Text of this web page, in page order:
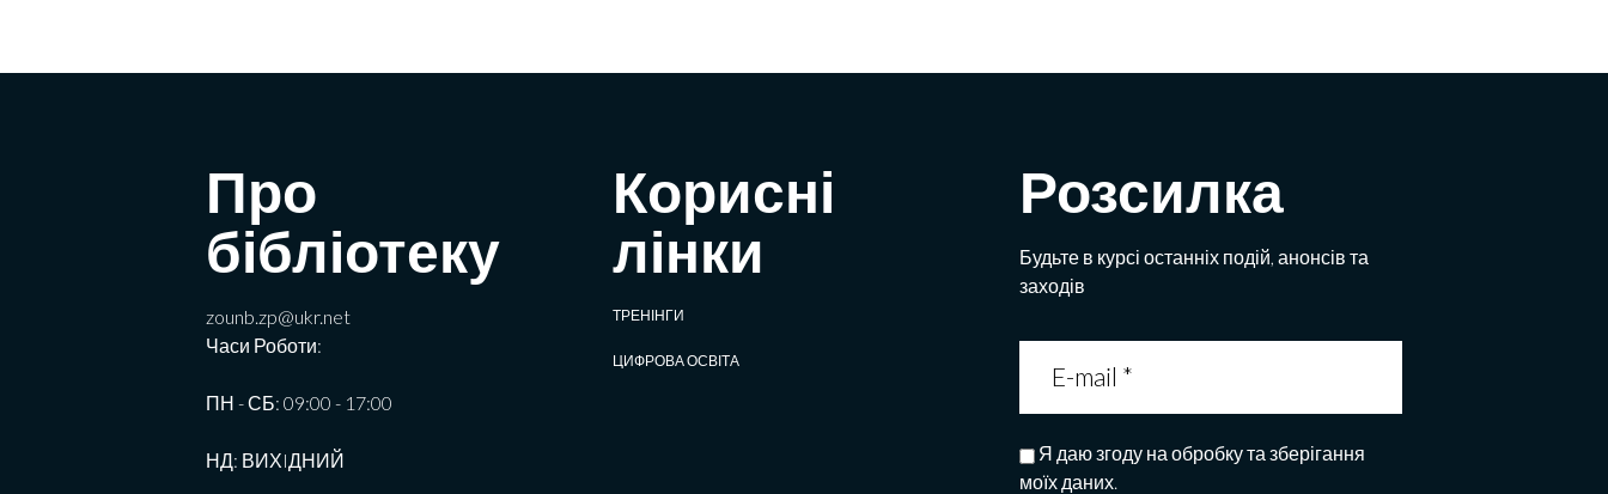
Про
бібліотеку
zounb.zp@ukr.net
Часи Роботи:
ПН - СБ: 09:00 - 17:00
НД: ВИХIДНИЙ
Корисні
лінки
ТРЕНІНГИ
ЦИФРОВА ОСВІТА
Розсилка
Будьте в курсі останніх подій, анонсів та
заходів
Я даю згоду на обробку та зберігання
моїх даних.